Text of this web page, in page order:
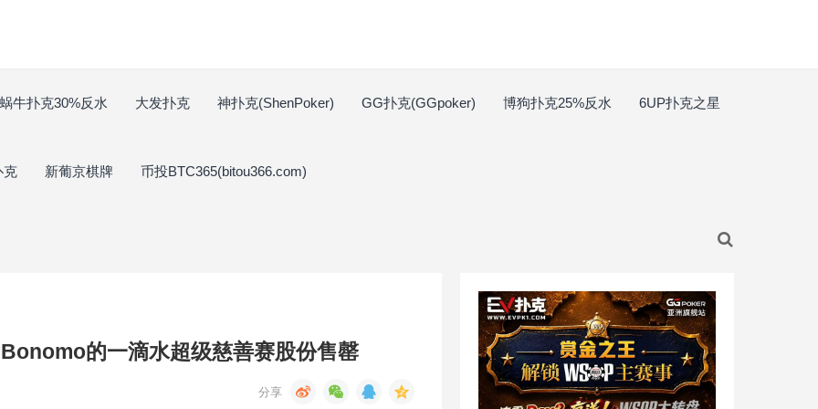
蜗牛扑克30%反水 大发扑克 神扑克(ShenPoker) GG扑克(GGpoker) 博狗扑克25%反水 6UP扑克之星
克 新葡京棋牌 币投BTC365(bitou366.com)
的一滴水超级慈善赛股份售罄